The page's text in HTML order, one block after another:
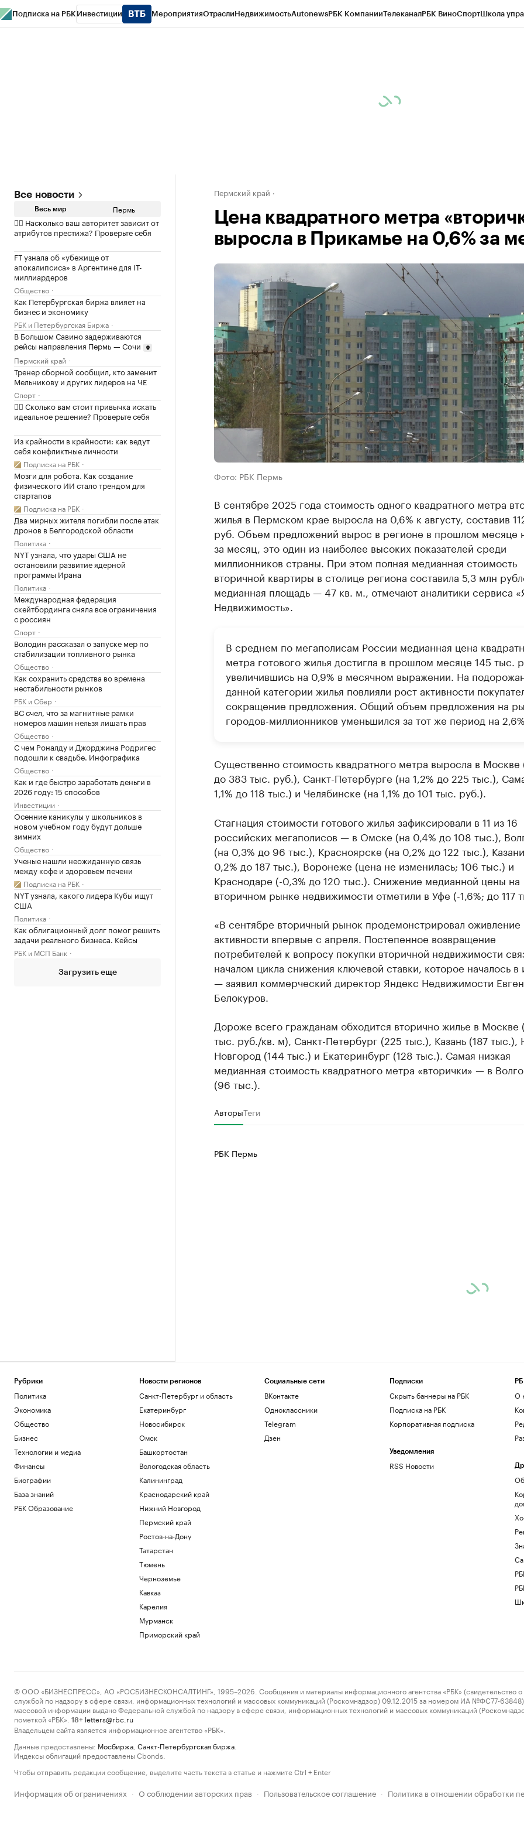
Подписка на РБК Инвестиции МероприятияОтраслиНедвижимостьAutonewsРБК КомпанииТелеканалРБК ВиноСпортШкола
Все новости
Весь мир Пермь
✍🏻 Насколько ваш авторитет зависит от
атрибутов престижа? Проверьте себя
FT узнала об «убежище от
апокалипсиса» в Аргентине для IT-
миллиардеров
Общество
Как Петербургская биржа влияет на
бизнес и экономику
РБК и Петербургская Биржа
В Большом Савино задерживаются
рейсы направления Пермь — Сочи
Пермский край
Тренер сборной сообщил, кто заменит
Мельникову и других лидеров на ЧЕ
Спорт
✍🏻 Сколько вам стоит привычка искать
идеальное решение? Проверьте себя
Из крайности в крайности: как ведут
себя конфликтные личности
Подписка на РБК
Мозги для робота. Как создание
физического ИИ стало трендом для
стартапов
Подписка на РБК
Два мирных жителя погибли после атак
дронов в Белгородской области
Политика
NYT узнала, что удары США не
остановили развитие ядерной
программы Ирана
Политика
Международная федерация
скейтбординга сняла все ограничения
с россиян
Спорт
Володин рассказал о запуске мер по
стабилизации топливного рынка
Общество
Как сохранить средства во времена
нестабильности рынков
РБК и Сбер
ВС счел, что за магнитные рамки
номеров машин нельзя лишать прав
Общество
С чем Роналду и Джорджина Родригес
подошли к свадьбе. Инфографика
Общество
Как и где быстро заработать деньги в
2026 году: 15 способов
Инвестиции
Осенние каникулы у школьников в
новом учебном году будут дольше
зимних
Общество
Ученые нашли неожиданную связь
между кофе и здоровьем печени
Подписка на РБК
NYT узнала, какого лидера Кубы ищут
США
Политика
Как облигационный долг помог решить
задачи реального бизнеса. Кейсы
РБК и МСП Банк
Загрузить еще
Пермский край
Цена квадратного метра
выросла в Прикамье на 0,6% за
Фото: РБК Пермь
В сентябре 2025 года стоимость одного квадратного метра
жилья в Пермском крае выросла на 0,6% к августу, составив
руб. Объем предложений вырос в регионе в прошлом месяце
за месяц, это один из наиболее высоких показателей среди
миллионников страны. При этом полная медианная стоимость
вторичной квартиры в столице региона составила 5,3 млн
медианная площадь — 47 кв. м., отмечают аналитики сервиса
Недвижимость».
В среднем по мегаполисам России медианная цена
метра готового жилья достигла в прошлом месяце 145 тыс.
увеличившись на 0,9% в месячном выражении. На
данной категории жилья повлияли рост активности
сокращение предложения. Общий объем предложения на
городов-миллионников уменьшился за тот же период на 2,6%.
Существенно стоимость квадратного метра выросла в Москве
до 383 тыс. руб.), Санкт-Петербурге (на 1,2% до 225 тыс.),
1,1% до 118 тыс.) и Челябинске (на 1,1% до 101 тыс. руб.).
Стагнация стоимости готового жилья зафиксировали в 11 из 16
российских мегаполисов — в Омске (на 0,4% до 108 тыс.),
(на 0,3% до 96 тыс.), Красноярске (на 0,2% до 122 тыс.),
0,2% до 187 тыс.), Воронеже (цена не изменилась; 106 тыс.) и
Краснодаре (-0,3% до 120 тыс.). Снижение медианной цены на
вторичном рынке недвижимости отметили в Уфе (-1,6%; до 117
«В сентябре вторичный рынок продемонстрировал оживление
активности впервые с апреля. Постепенное возвращение
потребителей к вопросу покупки вторичной недвижимости
началом цикла снижения ключевой ставки, которое началось в
— заявил коммерческий директор Яндекс Недвижимости
Белокуров.
Дороже всего гражданам обходится вторично жилье в Москве
тыс. руб./кв. м), Санкт-Петербург (225 тыс.), Казань (187 тыс.),
Новгород (144 тыс.) и Екатеринбург (128 тыс.). Самая низкая
медианная стоимость квадратного метра «вторички» — в
(96 тыс.).
АвторыТеги
РБК Пермь
Рубрики
Политика
Экономика
Общество
Бизнес
Технологии и медиа
Финансы
Биографии
База знаний
РБК Образование
Новости регионов
Санкт-Петербург и область
Екатеринбург
Новосибирск
Омск
Башкортостан
Вологодская область
Калининград
Краснодарский край
Нижний Новгород
Пермский край
Ростов-на-Дону
Татарстан
Тюмень
Черноземье
Кавказ
Карелия
Мурманск
Приморский край
Социальные сети
ВКонтакте
Одноклассники
Telegram
Дзен
Подписки
Скрыть баннеры на РБК
Подписка на РБК
Корпоративная подписка
Уведомления
RSS Новости
О
© ООО «БИЗНЕСПРЕСС», АО «РОСБИЗНЕСКОНСАЛТИНГ», 1995–2026. Сообщения и материалы информационного агентства «РБК» (свидетельство о
службой по надзору в сфере связи, информационных технологий и массовых коммуникаций (Роскомнадзор) 09.12.2015 за номером ИА №ФС77-63848)
массовой информации выдано Федеральной службой по надзору в сфере связи, информационных технологий и массовых коммуникаций
пометкой «РБК».
18+ letters@rbc.ru
Владельцем сайта является информационное агентство «РБК».
Данные предоставлены: Мосбиржа Санкт-Петербургская биржа
Индексы облигаций предоставлены Cbonds.
Чтобы отправить редакции сообщение, выделите часть текста в статье и нажмите Ctrl + Enter
Информация об ограничениях · О соблюдении авторских прав · Пользовательское соглашение · Политика в отношении обработки